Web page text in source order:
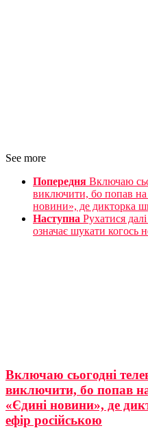
See more
Попередня Включаю
виключити, бо попав
новини», де дикторка
Наступна Рухатися
означає шукати когось
Включаю сьогодні
виключити, бо попав
«Єдині новини», де
ефір російською